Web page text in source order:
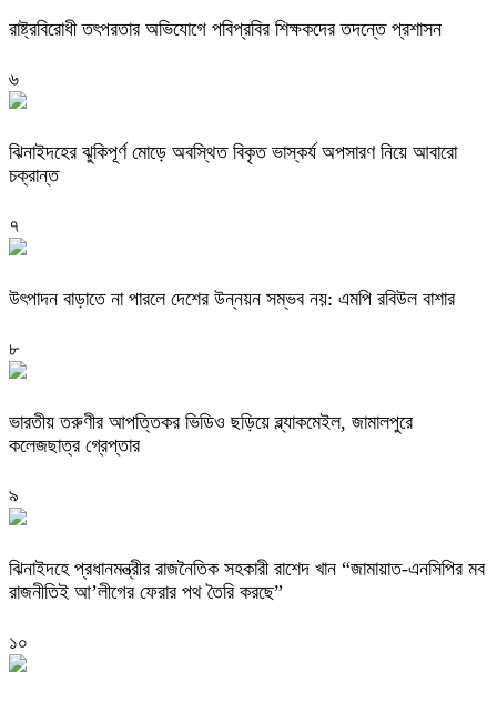
রাষ্ট্রবিরোধী তৎপরতার অভিযোগে পবিপ্রবির শিক্ষকদের তদন্তে প্রশাসন
৬
ঝিনাইদহের ঝুকিপূর্ণ মোড়ে অবস্থিত বিকৃত ভাস্কর্য অপসারণ নিয়ে আবারো
চক্রান্ত
৭
উৎপাদন বাড়াতে না পারলে দেশের উন্নয়ন সম্ভব নয়: এমপি রবিউল বাশার
৮
ভারতীয় তরুণীর আপত্তিকর ভিডিও ছড়িয়ে ব্ল্যাকমেইল, জামালপুরে
কলেজছাত্র গ্রেপ্তার
৯
ঝিনাইদহে প্রধানমন্ত্রীর রাজনৈতিক সহকারী রাশেদ খান “জামায়াত-এনসিপির মব
রাজনীতিই আ’লীগের ফেরার পথ তৈরি করছে”
১০